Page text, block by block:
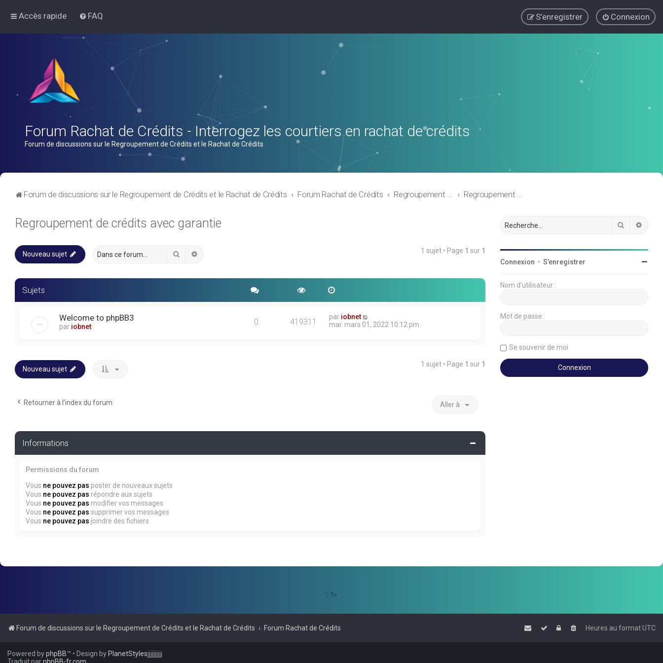
Accès rapide FAQ Connexion
S’enregistrer
Forum Rachat de Crédits - Interrogez les courtiers en rachat de crédits
Forum de discussions sur le Regroupement de Crédits et le Rachat de Crédits
Forum de discussions sur le Regroupement de Crédits et le Rachat de Crédits Forum Rachat de Crédits Regroupement de crédits ou Rachat de Crédits pour Propriétaire Regroupement de crédits avec garantie
Regroupement de crédits avec garantie
Nouveau sujet Rechercher 1 sujet • Page 1 sur 1
Sujets
Welcome to phpBB3
par iobnet 0 419311 par iobnet
mar. mars 01, 2022 10:12 pm
Nouveau sujet
1 sujet • Page 1 sur 1
Retourner à l’index du forum Aller à
Informations
Permissions du forum
Vous ne pouvez pas poster de nouveaux sujets
Vous ne pouvez pas répondre aux sujets
Vous ne pouvez pas modifier vos messages
Vous ne pouvez pas supprimer vos messages
Vous ne pouvez pas joindre des fichiers
Rechercher
Connexion • S’enregistrer
Nom d’utilisateur :
Mot de passe :
Se souvenir de moi
'; ?>
Forum de discussions sur le Regroupement de Crédits et le Rachat de Crédits Forum Rachat de Crédits Heures au formatUTC
Powered byphpBB™ • Design by PlanetStylesjjjjjjjjjj